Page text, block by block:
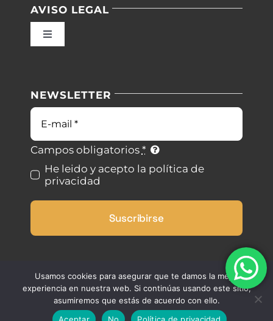
Inicio
Blog
Contacto
AVISO LEGAL
Toggle
Condiciones de uso
Ley de cookies
Desistimiento
NEWSLETTER
Correo
electrónico
Campos obligatorios *
He leido y acepto la política de
privacidad
Suscribirse
Usamos cookies para asegurar que te damos la mejor
experiencia en nuestra web. Si continúas usando este sitio,
asumiremos que estás de acuerdo con ello.
Aceptar
No Política de privacidad